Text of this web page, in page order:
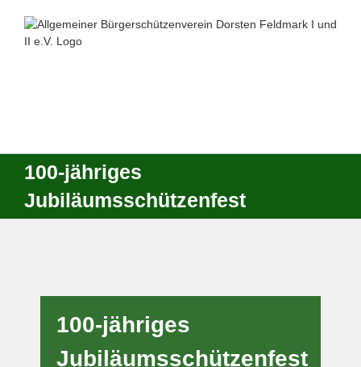
Inhalt
springen
100-jähriges
Jubiläumsschützenfest
100-jähriges
Jubiläumsschützenfest